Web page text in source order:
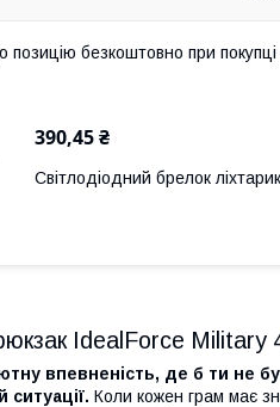
безкоштовно при
390,45 ₴
Світлодіодний брелок
IdealForce Military
впевненість, де б ти не
ситуації. Коли кожен грам має